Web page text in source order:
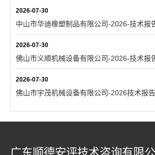
2026-07-30
中山市华迪橡塑制品有限公司-2026-技术报
2026-07-30
佛山市义顺机械设备有限公司-2026-技术报
2026-07-30
佛山市宇茂机械设备有限公司-2026技术报